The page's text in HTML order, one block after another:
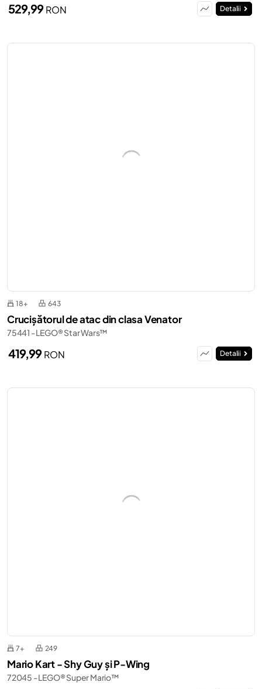
529,99RON Detalii
18+ 643
Crucișătorul de atac din clasa Venator
75441 - LEGO® Star Wars™
419,99RON Detalii
7+ 249
Mario Kart - Shy Guy și P-Wing
72045 - LEGO® Super Mario™